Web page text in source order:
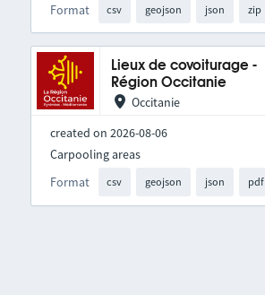
Format csv geojson json zip
Lieux de covoiturage -
Région Occitanie
Occitanie
created on 2026-08-06
Format csv geojson json pdf
Carpooling areas